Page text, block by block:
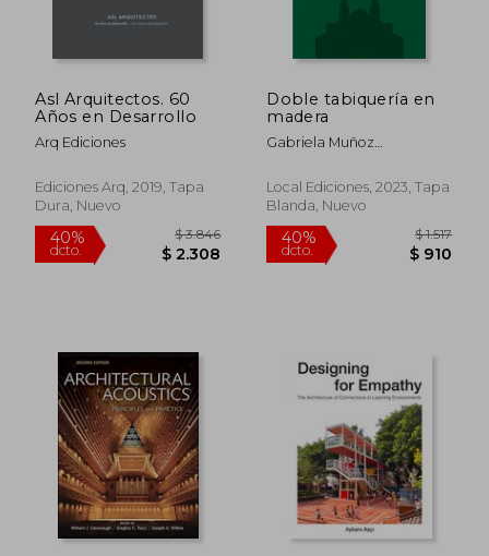
Asl Arquitectos. 60
Años en Desarrollo
Arq Ediciones
Ediciones Arq, 2019, Tapa
Dura, Nuevo
40%
Doble tabiquería en
madera
Gabriela Muñoz
Jiménez Yáñez, Luis
Goldsack Jarpa, Verónica
Veas Brokering
Local Ediciones, 2023, Tapa
Blanda, Nuevo
40%